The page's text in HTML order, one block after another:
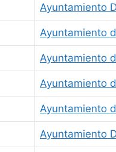
Ayuntamiento
Ayuntamiento
Ayuntamiento
Ayuntamiento
Ayuntamiento
Ayuntamiento